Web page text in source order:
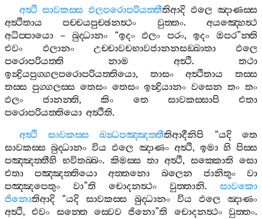
අත්‍ථි සාවකස‍්ස ඵලපරොපරියත‍්තීතිආදි ඵලෙ ඤාණස‍්ස
අත්‍ථිතාය
පච‍්චයපුච‍්ඡනත්‍ථං වුත‍්තං.අයඤ‍්හෙත්‍ථ
අධිප‍්පායො –බුද‍්ධානං “ඉදං ඵලං පරං,ඉදං ඔපර”න‍්ති
එවං
ඵලානං උච‍්චාවචභාවජානනසඞ‍්ඛාතා
ඵලෙ
පරොපරියත‍්ති
නාම අත්‍ථි.තථා
ඉන්‍ද්‍රියපුග‍්ගලපරොපරියත‍්තියො, තාසං අත්‍ථිතාය
තස‍්ස
තස‍්ස පුග‍්ගලස‍්ස තෙසං තෙසං ඉන්‍ද්‍රියානං වසෙන තං තං
ඵලං
ජානන‍්ති,කිං තෙ සාවකස‍්සාපි
එතා
පරොපරියත‍්තියො අත්‍ථීති.
අත්‍ථි
සාවකස‍්ස ඛන්‍ධපඤ‍්ඤත‍්තීතිආදීනිපි “යදි
තෙ
සාවකස‍්ස බුද‍්ධානං විය ඵලෙ ඤාණං අත්‍ථි, ඉමා හි පිස‍්ස
පඤ‍්ඤත‍්තීහි භවිතබ‍්බං. කිමස‍්ස තා අත්‍ථි, සක‍්කොති සො
එතා
පඤ‍්ඤත‍්තියො අත‍්තනො බලෙන ජානිතුං
වා
පඤ‍්ඤපෙතුං
වා”ති චොදනත්‍ථං වුත‍්තානි. සාවකො
ජිනොතිආදි “යදි සාවකස‍්ස බුද‍්ධානං විය ඵලෙ
ඤාණං
අත්‍ථි,එවං සන‍්තෙ ස‍්වෙව ජිනො”ති චොදනත්‍ථං වුත‍්තං.